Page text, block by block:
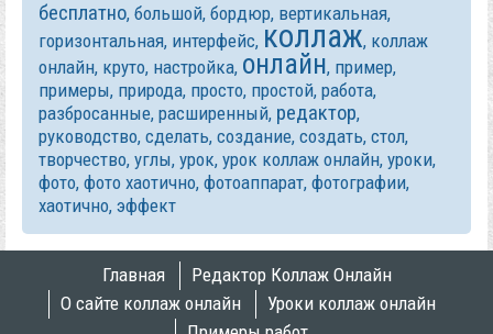
до создания
коллажей,
понимаешь,
что предстоит
очень
трудоемкий
процесс. И
когда
вспоминаешь
такой
замечательн
ый сайт как
collageonline.r
Примеры работ
бесплатно, большой, бордюр, вертикальная,
горизонтальная, интерфейс, коллаж, коллаж
онлайн, круто, настройка, онлайн, пример,
примеры, природа, просто, простой, работа,
разбросанные, расширенный, редактор,
руководство, сделать, создание, создать, стол,
творчество, углы, урок, урок коллаж онлайн, уроки,
фото, фото хаотично, фотоаппарат, фотографии,
хаотично, эффект
Главная
Редактор Коллаж Онлайн
О сайте коллаж онлайн
Уроки коллаж онлайн